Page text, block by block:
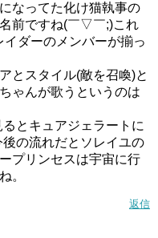
なってた化け猫執事の
前ですね(￣▽￣;)これ
ダーのメンバーが揃っ
とスタイル(敵を召喚)と
ゃんが歌うというのは
とキュアジェラートに
の流れだとソレイユの
プリンセスは宇宙に行
。
返信